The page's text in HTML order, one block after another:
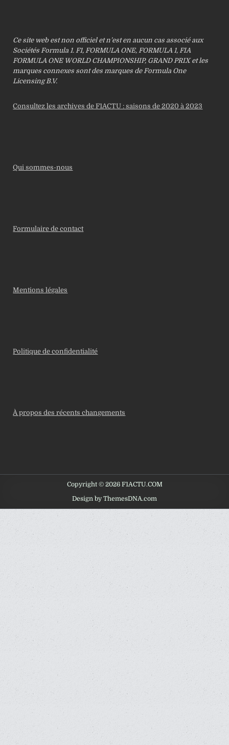
Ce site web est non officiel et n’est en aucun cas associé aux
Sociétés Formula 1. F1, FORMULA ONE, FORMULA 1, FIA
FORMULA ONE WORLD CHAMPIONSHIP, GRAND PRIX et les
marques connexes sont des marques de Formula One
Licensing B.V.
Consultez les archives de F1ACTU : saisons de 2020 à 2023
Qui sommes-nous
Formulaire de contact
Mentions légales
Politique de confidentialité
À propos des récents changements
Copyright © 2026 F1ACTU.COM
Design by ThemesDNA.com